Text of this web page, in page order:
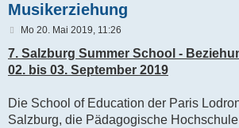
Musikerziehung
B
t
r
g
Mo 20. Mai 2019, 11:26
7. Salzburg Summer School -
02. bis 03. September 2019
Die School of Education der Paris
Salzburg, die Pädagogische